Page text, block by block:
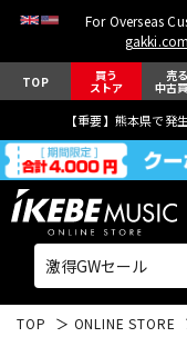
For Overseas
TOP 買う
ストア
売る
中古
【重要】熊本県で
TOP ONLINE STORE